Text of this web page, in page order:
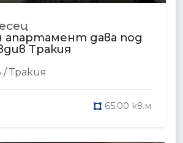
апартамент дава под
Тракия
Тракия
65.00 кв.м